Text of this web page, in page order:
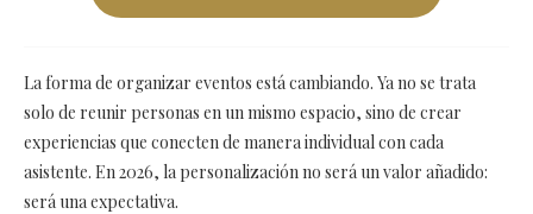
La forma de organizar eventos está cambiando. Ya no se trata
solo de reunir personas en un mismo espacio, sino de crear
experiencias que conecten de manera individual con cada
asistente. En 2026, la personalización no será un valor añadido:
será una expectativa.